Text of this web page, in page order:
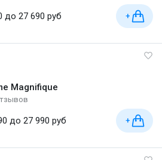
до 27 690 руб +
Magnifique
до 27 990 руб +